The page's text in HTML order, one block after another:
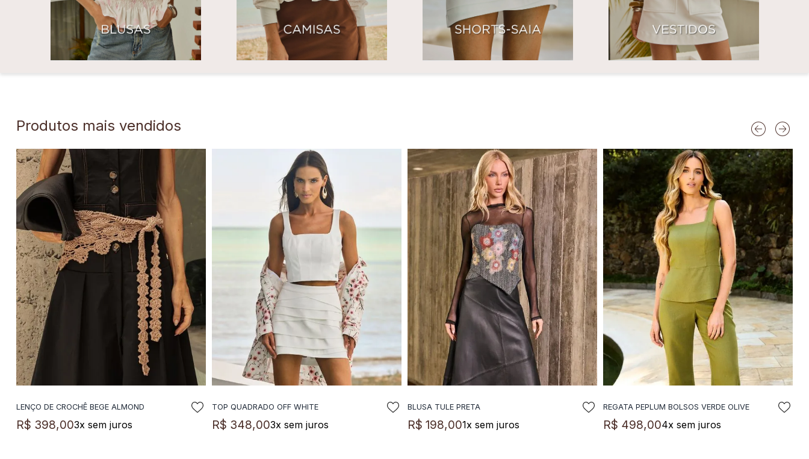
Produtos mais vendidos
ADICIONAR A SACOLA
LENÇO DE CROCHÊ BEGE ALMOND
R$ 398,003x sem juros
ADICIONAR A SACOLA
TOP QUADRADO OFF WHITE
R$ 348,003x sem juros
ADICIONAR A SACOLA
BLUSA TULE PRETA
R$ 198,001x sem juros
ADICIONAR A SACOLA
REGATA PEPLUM BOLSOS VERDE OLIVE
R$ 498,004x sem juros